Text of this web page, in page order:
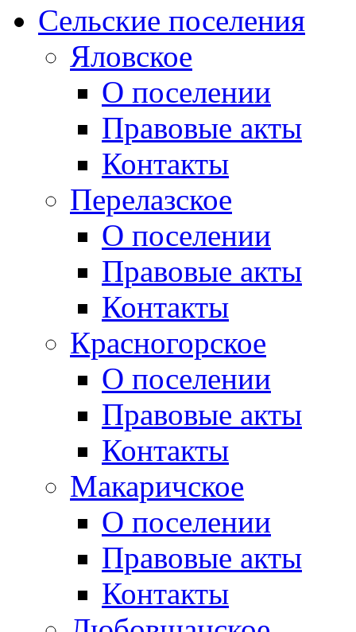
Сельские поселения
Яловское
О поселении
Правовые акты
Контакты
Перелазское
О поселении
Правовые акты
Контакты
Красногорское
О поселении
Правовые акты
Контакты
Макаричское
О поселении
Правовые акты
Контакты